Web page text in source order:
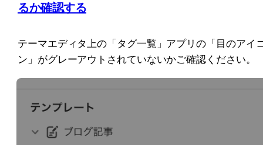
るか確認する
テーマエディタ上の「タグ一覧」アプリの「目のアイ
ン」がグレーアウトされていないかご確認ください。